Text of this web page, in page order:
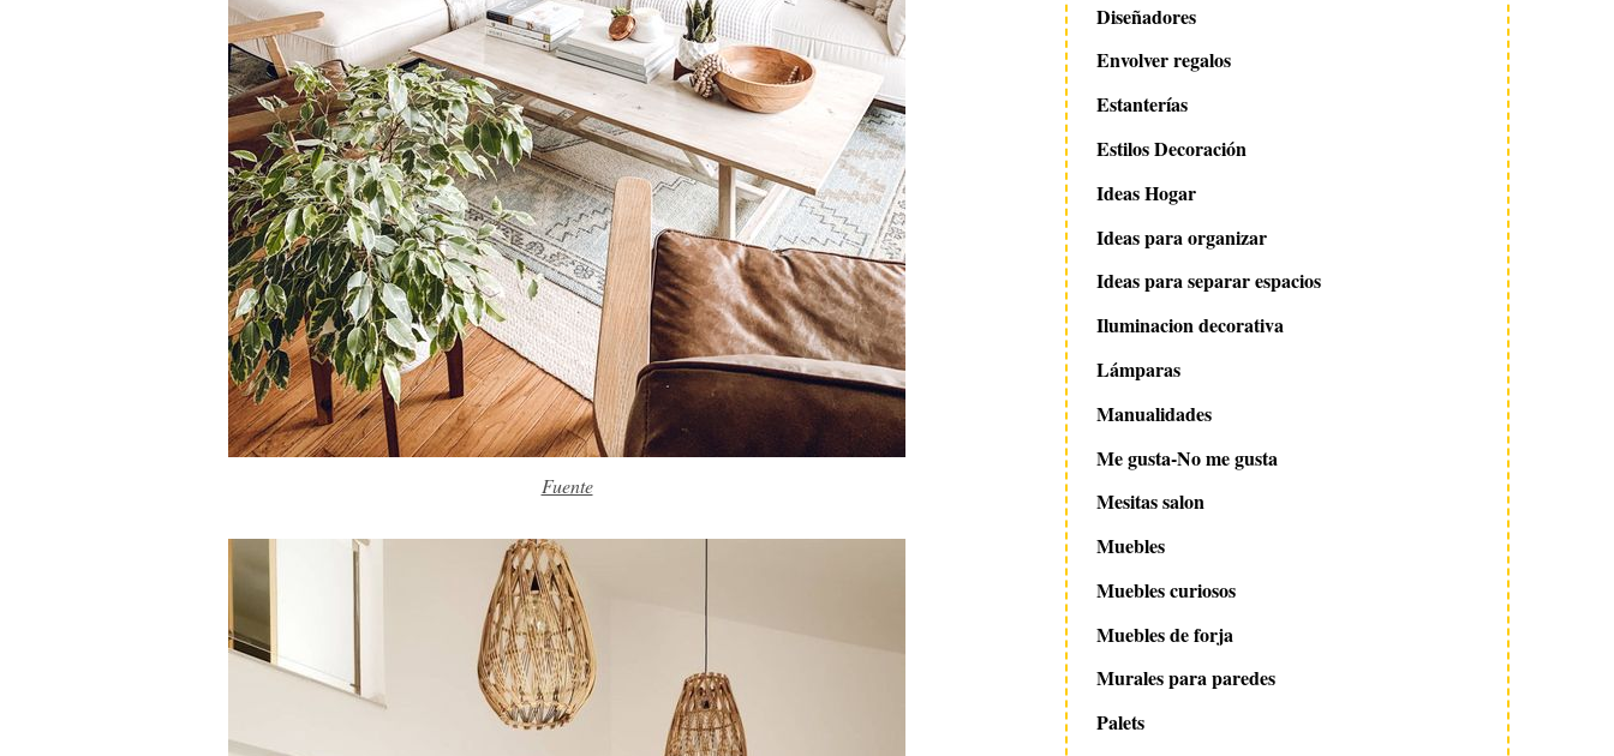
Fuente
Diseñadores
Envolver regalos
Estanterías
Estilos Decoración
Ideas Hogar
Ideas para organizar
Ideas para separar espacios
Iluminacion decorativa
Lámparas
Manualidades
Me gusta-No me gusta
Mesitas salon
Muebles
Muebles curiosos
Muebles de forja
Murales para paredes
Palets